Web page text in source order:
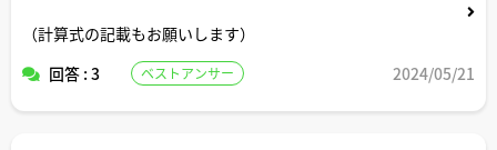
（計算式の記載もお願いします）
回答 : 3
ベストアンサー 2024/05/21